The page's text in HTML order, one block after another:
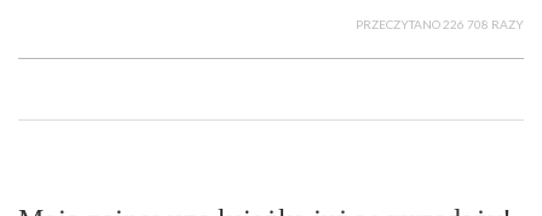
PRZECZYTANO 226 708 RAZY